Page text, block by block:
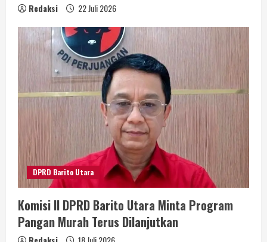
Redaksi 22 Juli 2026
DPRD Barito Utara
Komisi II DPRD Barito Utara Minta Program
Pangan Murah Terus Dilanjutkan